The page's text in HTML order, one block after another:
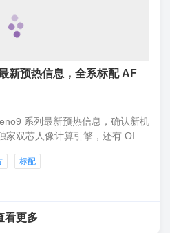
新预热信息，全系标配 AF
系列最新预热信息，确认新机
双芯人像计算引擎，还有 OIS
标配
看更多